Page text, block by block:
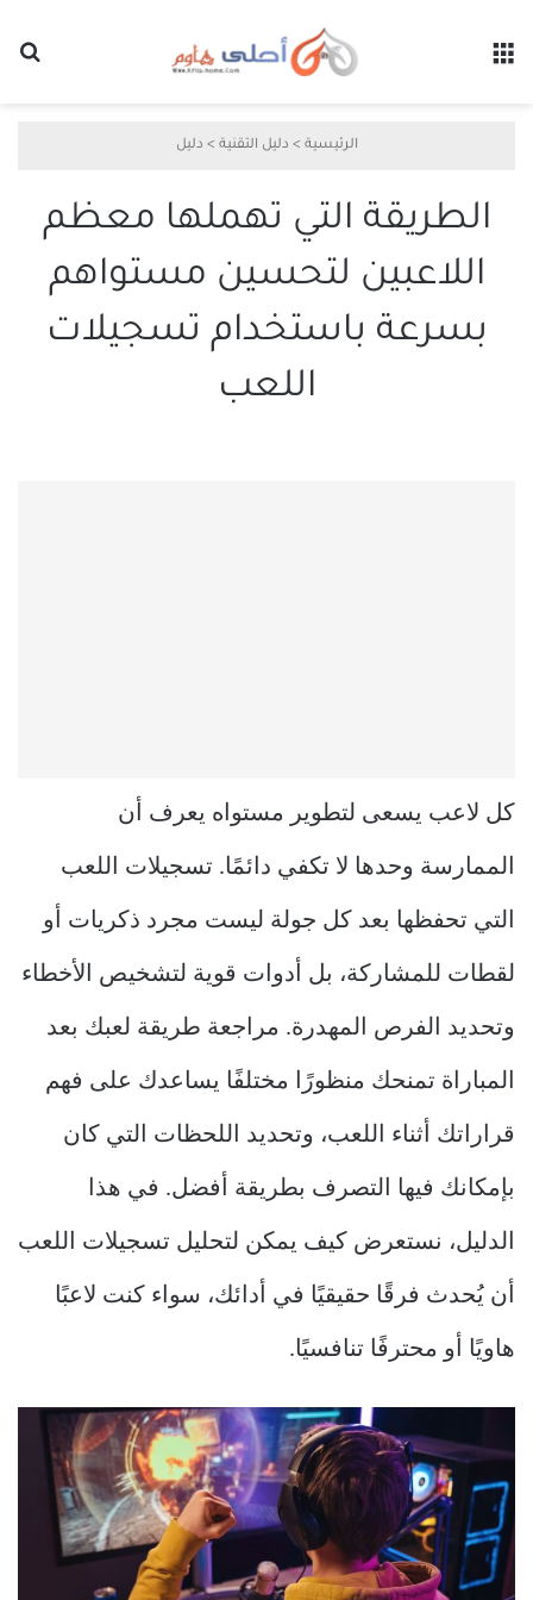
الرئيسية > دليل التقنية > دليل
الطريقة التي تهملها معظم
اللاعبين لتحسين مستواهم
بسرعة باستخدام تسجيلات
اللعب
كل لاعب يسعى لتطوير مستواه يعرف أن
الممارسة وحدها لا تكفي دائمًا. تسجيلات اللعب
التي تحفظها بعد كل جولة ليست مجرد ذكريات أو
لقطات للمشاركة، بل أدوات قوية لتشخيص الأخطاء
وتحديد الفرص المهدرة. مراجعة طريقة لعبك بعد
المباراة تمنحك منظورًا مختلفًا يساعدك على فهم
قراراتك أثناء اللعب، وتحديد اللحظات التي كان
بإمكانك فيها التصرف بطريقة أفضل. في هذا
الدليل، نستعرض كيف يمكن لتحليل تسجيلات اللعب
أن يُحدث فرقًا حقيقيًا في أدائك، سواء كنت لاعبًا
هاويًا أو محترفًا تنافسيًا.